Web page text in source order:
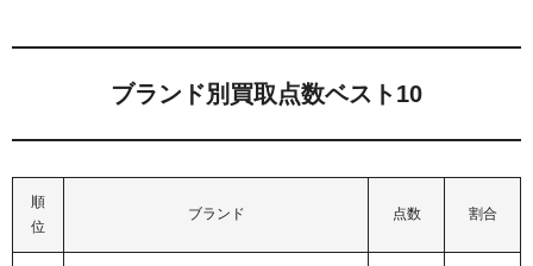
ブランド別買取点数ベスト10
順
位
ブランド 点数 割合